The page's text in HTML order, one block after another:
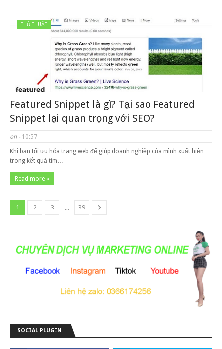
THỦ THUẬT
Featured Snippet là gì? Tại sao Featured
Snippet lại quan trọng với SEO?
on - 10:57
Khi bạn tối ưu hóa trang web để giúp doanh nghiệp của mình xuất hiện
trong kết quả tìm…
Read more »
1 2 3 ... 39
SOCIAL PLUGIN